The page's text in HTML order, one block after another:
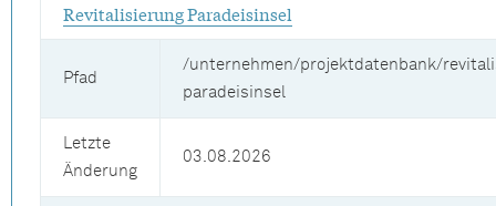
Revitalisierung Paradeisinsel
Pfad
/unternehmen/projektdatenbank/
paradeisinsel
Letzte
Änderung
03.08.2026